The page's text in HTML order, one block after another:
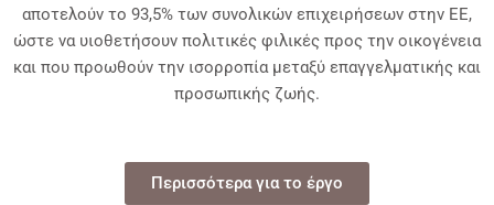
αποτελούν το 93,5% των συνολικών επιχειρήσεων στην ΕΕ,
ώστε να υιοθετήσουν πολιτικές φιλικές προς την οικογένεια
και που προωθούν την ισορροπία μεταξύ επαγγελματικής και
προσωπικής ζωής.
Περισσότερα για το έργο